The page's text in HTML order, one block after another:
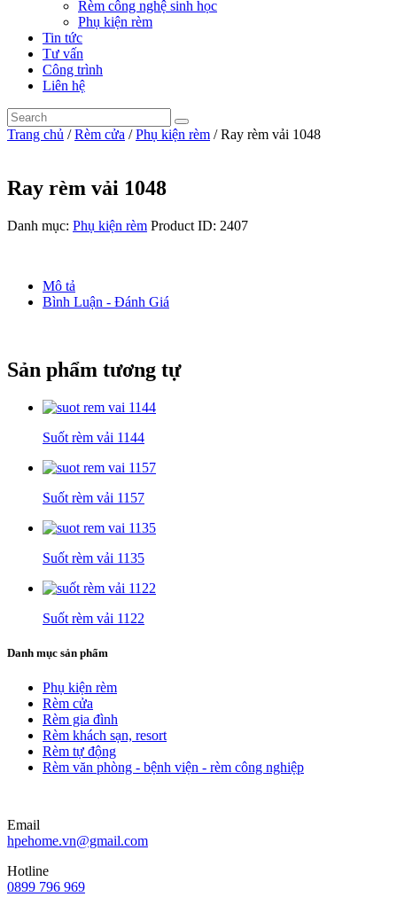
Rèm công nghệ sinh học
Phụ kiện rèm
Tin tức
Tư vấn
Công trình
Liên hệ
Trang chủ /Rèm cửa /Phụ kiện rèm / Ray rèm vải 1048
Ray rèm vải 1048
Danh mục: Phụ kiện rèm Product ID: 2407
Mô tả
Bình Luận - Đánh Giá
Sản phẩm tương tự
Suốt rèm vải 1144
Suốt rèm vải 1157
Suốt rèm vải 1135
Suốt rèm vải 1122
Danh mục sản phẩm
Phụ kiện rèm
Rèm cửa
Rèm gia đình
Rèm khách sạn, resort
Rèm tự động
Rèm văn phòng - bệnh viện - rèm công nghiệp
Email
hpehome.vn@gmail.com
Hotline
0899 796 969